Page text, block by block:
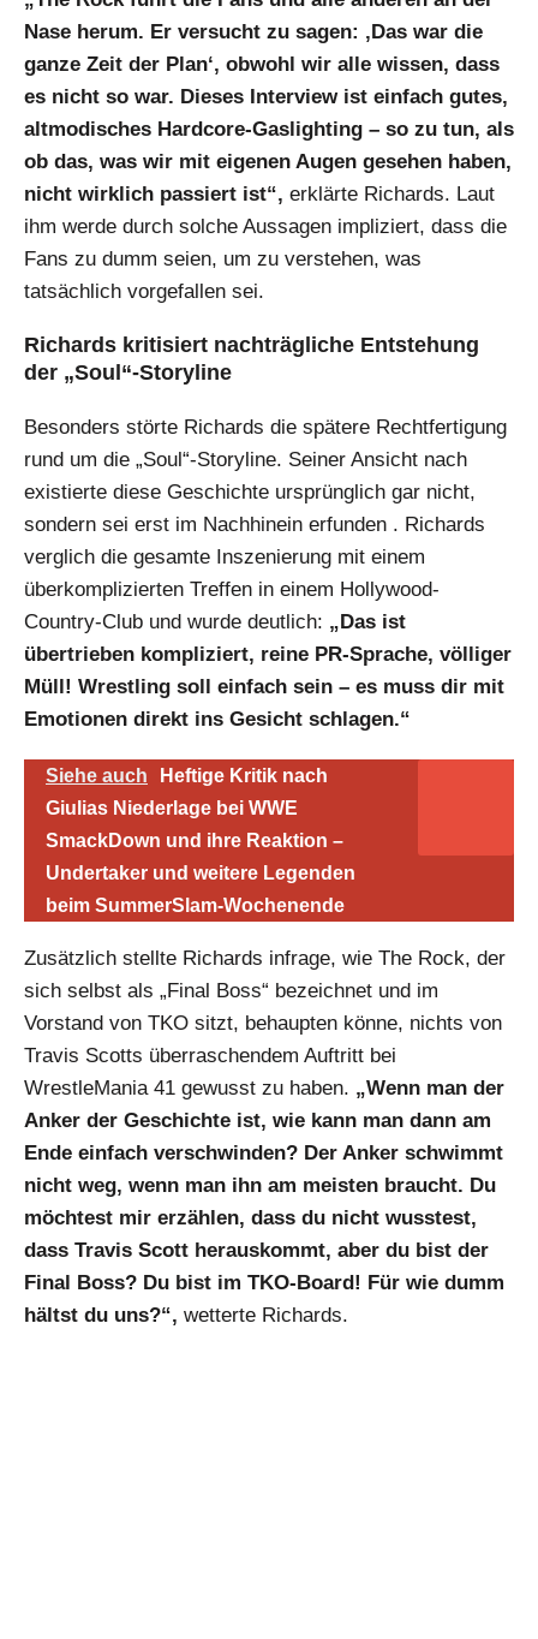
Nase herum. Er versucht zu sagen: ‚Das war die
ganze Zeit der Plan‘, obwohl wir alle wissen, dass
es nicht so war. Dieses Interview ist einfach gutes,
altmodisches Hardcore-Gaslighting – so zu tun, als
ob das, was wir mit eigenen Augen gesehen haben,
nicht wirklich passiert ist“, erklärte Richards. Laut
ihm werde durch solche Aussagen impliziert, dass die
Fans zu dumm seien, um zu verstehen, was
tatsächlich vorgefallen sei.
Richards kritisiert nachträgliche Entstehung
der „Soul“-Storyline
Besonders störte Richards die spätere Rechtfertigung
rund um die „Soul“-Storyline. Seiner Ansicht nach
existierte diese Geschichte ursprünglich gar nicht,
sondern sei erst im Nachhinein erfunden . Richards
verglich die gesamte Inszenierung mit einem
überkomplizierten Treffen in einem Hollywood-
Country-Club und wurde deutlich: „Das ist
übertrieben kompliziert, reine PR-Sprache, völliger
Müll! Wrestling soll einfach sein – es muss dir mit
Emotionen direkt ins Gesicht schlagen.“
Siehe auch
Heftige Kritik nach
Giulias Niederlage bei WWE
SmackDown und ihre Reaktion –
Undertaker und weitere Legenden
beim SummerSlam-Wochenende
Zusätzlich stellte Richards infrage, wie The Rock, der
sich selbst als „Final Boss“ bezeichnet und im
Vorstand von TKO sitzt, behaupten könne, nichts von
Travis Scotts überraschendem Auftritt bei
WrestleMania 41 gewusst zu haben. „Wenn man der
Anker der Geschichte ist, wie kann man dann am
Ende einfach verschwinden? Der Anker schwimmt
nicht weg, wenn man ihn am meisten braucht. Du
möchtest mir erzählen, dass du nicht wusstest,
dass Travis Scott herauskommt, aber du bist der
Final Boss? Du bist im TKO-Board! Für wie dumm
hältst du uns?“, wetterte Richards.